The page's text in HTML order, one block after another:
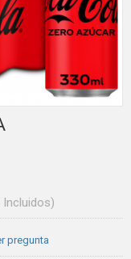
Incluidos)
pregunta